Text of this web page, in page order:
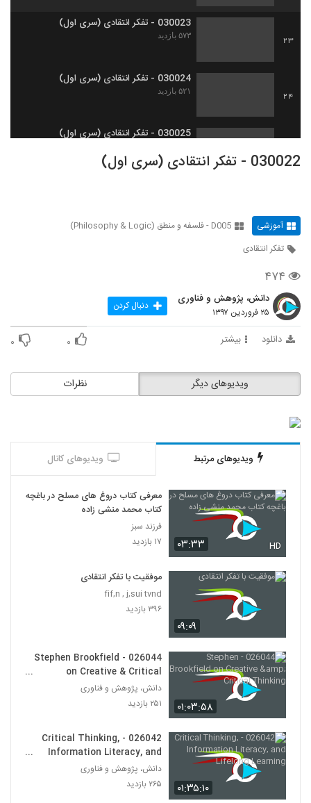
23
030023 - تفکر انتقادی (سری اول)
۵۷۳ بازدید
24
030024 - تفکر انتقادی (سری اول)
۵۲۱ بازدید
030025 - تفکر انتقادی (سری اول)
28
030028 - تفکر انتقادی (سری اول)
29
30
030040 - نظریه انتخاب عقلانی
030041 - نظریه انتخاب عقلانی
030029 - تفکر انتقادی (سری اول)
030030 - تفکر انتقادی (سری اول)
030031 - تفکر انتقادی (سری اول)
۵۵۹ بازدید
030032 - تفکر انتقادی (سری اول)
030022 - تفکر انتقادی (سری اول)
آموزشی
D005 - فلسفه و منطق (Philosophy & Logic)
تفکر انتقادی
۴۷۴
دانش، پژوهش و فناوری
۲۵ فروردین ۱۳۹۷ دنبال کردن
دانلود بیشتر ۰ ۰
نظرات ویدیوهای دیگر
ویدیوهای مرتبط ویدیوهای کانال
۰۳:۳۳ HD
معرفی کتاب دروغ های مسلح در باغچه
کتاب محمد منشی زاده
فرزند سبز
۱۷ بازدید
۰۹:۰۹
موفقیت با تفکر انتقادی
fif,n , j,sui tvnd
۳۹۶ بازدید
۰۱:۰۳:۵۸
026044 - Stephen Brookfield
on Creative & Critical
Thinking
دانش، پژوهش و فناوری
۲۵۱ بازدید
۰۱:۳۵:۱۰
026042 - Critical Thinking,
Information Literacy, and
Lifelong Learning
دانش، پژوهش و فناوری
۲۶۵ بازدید